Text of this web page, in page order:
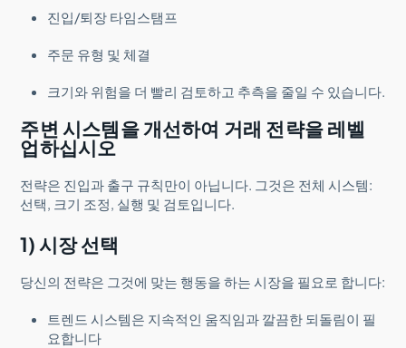
진입/퇴장 타임스탬프
주문 유형 및 체결
크기와 위험을 더 빨리 검토하고 추측을 줄일 수 있습니다.
주변 시스템을 개선하여 거래 전략을 레벨
업하십시오
전략은 진입과 출구 규칙만이 아닙니다. 그것은 전체 시스템:
선택, 크기 조정, 실행 및 검토입니다.
1) 시장 선택
당신의 전략은 그것에 맞는 행동을 하는 시장을 필요로 합니다:
트렌드 시스템은 지속적인 움직임과 깔끔한 되돌림이 필
요합니다